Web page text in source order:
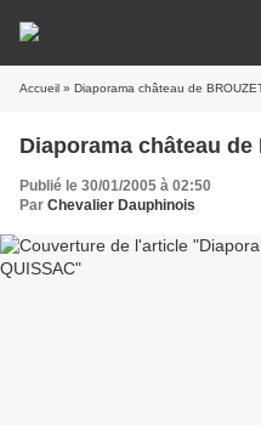
Accueil » Diaporama château de
Diaporama château de
Publié le 30/01/2005 à 02:50
Par Chevalier Dauphinois